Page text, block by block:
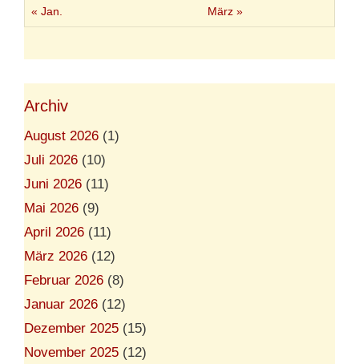
« Jan. März »
Archiv
August 2026 (1)
Juli 2026 (10)
Juni 2026 (11)
Mai 2026 (9)
April 2026 (11)
März 2026 (12)
Februar 2026 (8)
Januar 2026 (12)
Dezember 2025 (15)
November 2025 (12)